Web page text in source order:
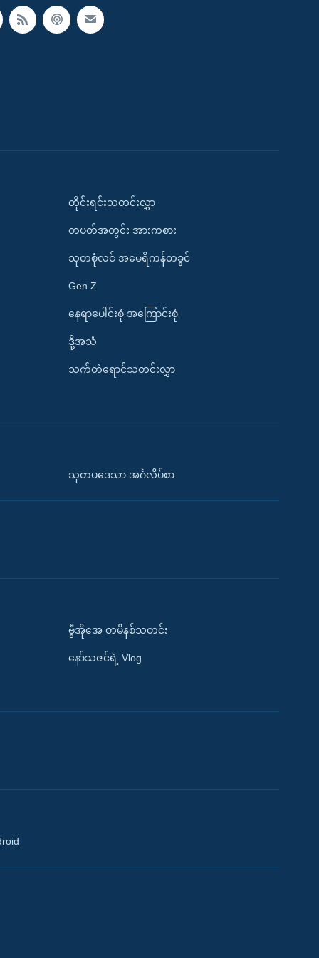
တိုင်းရင်းသတင်းလွှာ
တပတ်အတွင်း အားကစား
သုတစုံလင် အမေရိကန်တခွင်
Gen Z
နေရာပေါင်းစုံ အကြောင်းစုံ
ဒို့အသံ
သက်တံရောင်သတင်းလွှာ
သုတပဒေသာ အင်္ဂလိပ်စာ
ဗွီအိုအေ တမိနစ်သတင်း
နော်သဇင်ရဲ့ Vlog